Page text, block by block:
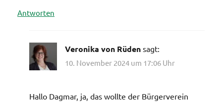
Antworten
Veronika von Rüden sagt:
10. November 2024 um 17:06 Uhr
Hallo Dagmar, ja, das wollte der Bürgerverein